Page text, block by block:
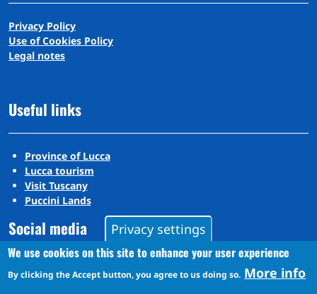
Privacy Policy
Use of Cookies Policy
Legal notes
Useful links
Province of Lucca
Lucca tourism
Visit Tuscany
Puccini Lands
Social media
Instagram
Privacy settings
We use cookies on this site to enhance your user experience
By clicking the Accept button, you agree to us doing so. More info